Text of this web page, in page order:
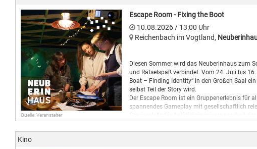
knifflige Rätsel und eine spannende
und die Vielfalt jüdischen Lebens, sondern
Teamwork: Nur gemeinsam kann die
gerettet werden. Das Spiel ist für Einsteiger
Dauer: 2 Stunden
Teilnahme ab 16 Jahren!
Hier keine Tickets verfügbar
Quelle: Veranstalter
Escape Room - Fixing the Boot
10.08.2026/ 13:00 Uhr
Reichenbach im Vogtland,
Diesen Sommer wird das Neuberinhaus zum
und Rätselspaß verbindet. Vom 24. Juli bis
Boat – Finding Identity“ in den Großen Saal
selbst Teil der Story wird.
Der Escape Room ist ein Gruppenerlebnis für
spannendes Gameplay mit gesellschaftlich
wird das Projekt durch die Kulturstiftung des
Spieler:innen begeben sich auf ein
Kino